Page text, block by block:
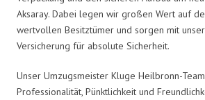
Aksaray. Dabei legen wir großen Wert auf
wertvollen Besitztümer und sorgen mit
Versicherung für absolute Sicherheit.
Unser Umzugsmeister Kluge Heilbronn-
Professionalität, Pünktlichkeit und